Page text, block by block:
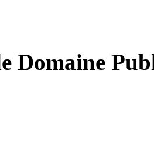
Domaine